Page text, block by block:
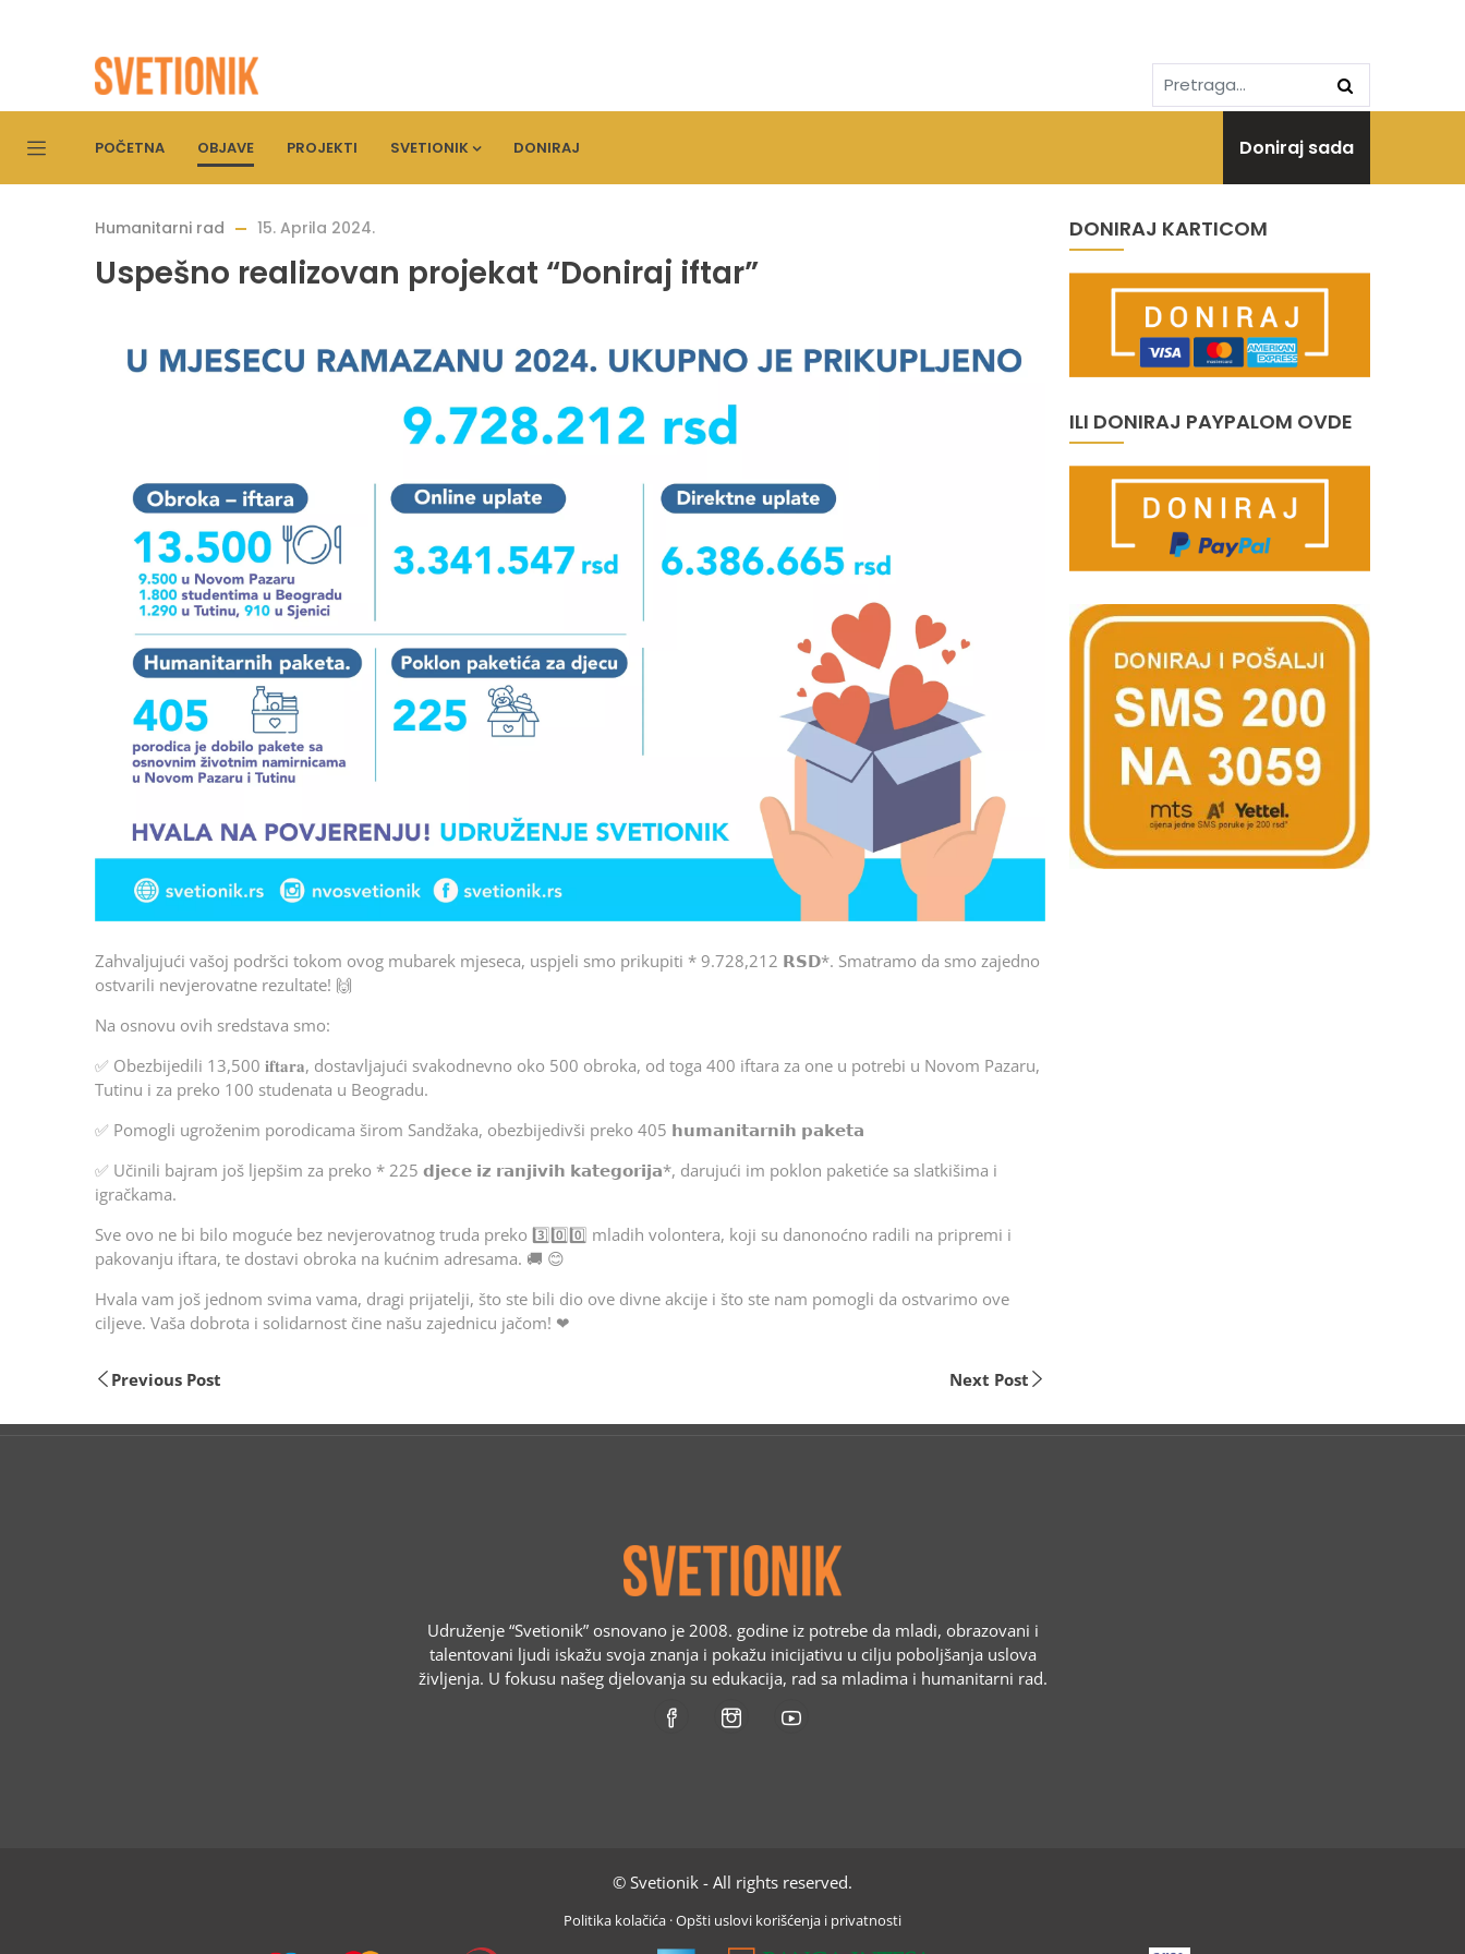
POČETNA OBJAVE PROJEKTI SVETIONIK DONIRAJ Doniraj sada
Humanitarni rad 15. Aprila 2024.
Uspešno realizovan projekat “Doniraj iftar”
Zahvaljujući vašoj podršci tokom ovog mubarek mjeseca, uspjeli smo prikupiti * 9.728,212 𝗥𝗦𝗗*. Smatramo da smo zajedno
ostvarili nevjerovatne rezultate! 🙌
Na osnovu ovih sredstava smo:
✅ Obezbijedili 13,500 𝐢𝐟𝐭𝐚𝐫𝐚, dostavljajući svakodnevno oko 500 obroka, od toga 400 iftara za one u potrebi u Novom Pazaru,
Tutinu i za preko 100 studenata u Beogradu.
✅ Pomogli ugroženim porodicama širom Sandžaka, obezbijedivši preko 405 𝗵𝘂𝗺𝗮𝗻𝗶𝘁𝗮𝗿𝗻𝗶𝗵 𝗽𝗮𝗸𝗲𝘁𝗮
✅ Učinili bajram još ljepšim za preko * 225 𝗱𝗷𝗲𝗰𝗲 𝗶𝘇 𝗿𝗮𝗻𝗷𝗶𝘃𝗶𝗵 𝗸𝗮𝘁𝗲𝗴𝗼𝗿𝗶𝗷𝗮*, darujući im poklon paketiće sa slatkišima i
igračkama.
Sve ovo ne bi bilo moguće bez nevjerovatnog truda preko 3️⃣0️⃣0️⃣ mladih volontera, koji su danonoćno radili na pripremi i
pakovanju iftara, te dostavi obroka na kućnim adresama. 🚚 😊
Hvala vam još jednom svima vama, dragi prijatelji, što ste bili dio ove divne akcije i što ste nam pomogli da ostvarimo ove
ciljeve. Vaša dobrota i solidarnost čine našu zajednicu jačom! ❤
Previous Post Next Post
DONIRAJ KARTICOM
ILI DONIRAJ PAYPALOM OVDE
Udruženje “Svetionik” osnovano je 2008. godine iz potrebe da mladi, obrazovani i
talentovani ljudi iskažu svoja znanja i pokažu inicijativu u cilju poboljšanja uslova
življenja. U fokusu našeg djelovanja su edukacija, rad sa mladima i humanitarni rad.
© Svetionik - All rights reserved.
Politika kolačića ·Opšti uslovi korišćenja i privatnosti